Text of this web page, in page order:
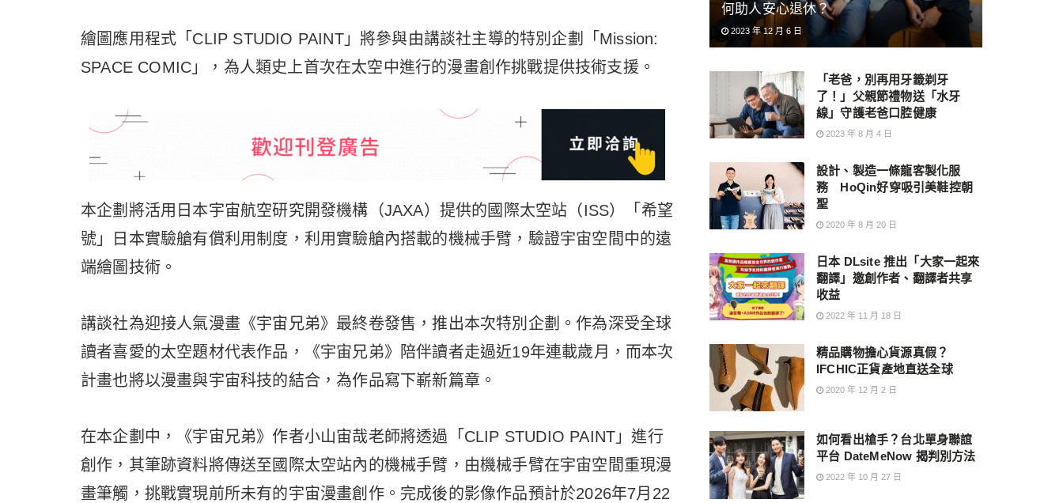
繪圖應用程式「CLIP STUDIO PAINT」將參與由講談社主導的特別企劃「Mission:
SPACE COMIC」，為人類史上首次在太空中進行的漫畫創作挑戰提供技術支援。
本企劃將活用日本宇宙航空研究開發機構（JAXA）提供的國際太空站（ISS）「希望
號」日本實驗艙有償利用制度，利用實驗艙內搭載的機械手臂，驗證宇宙空間中的遠
端繪圖技術。
講談社為迎接人氣漫畫《宇宙兄弟》最終卷發售，推出本次特別企劃。作為深受全球
讀者喜愛的太空題材代表作品，《宇宙兄弟》陪伴讀者走過近19年連載歲月，而本次
計畫也將以漫畫與宇宙科技的結合，為作品寫下嶄新篇章。
在本企劃中，《宇宙兄弟》作者小山宙哉老師將透過「CLIP STUDIO PAINT」進行
創作，其筆跡資料將傳送至國際太空站內的機械手臂，由機械手臂在宇宙空間重現漫
畫筆觸，挑戰實現前所未有的宇宙漫畫創作。完成後的影像作品預計於2026年7月22
何助人安心退休？
2023 年 12 月 6 日
「老爸，別再用牙籤剃牙
了！」父親節禮物送「水牙
線」守護老爸口腔健康
2023 年 8 月 4 日
設計、製造一條龍客製化服
務 HoQin好穿吸引美鞋控朝
聖
2020 年 8 月 20 日
日本 DLsite 推出「大家一起來
翻譯」邀創作者、翻譯者共享
收益
2022 年 11 月 18 日
精品購物擔心貨源真假？
IFCHIC正貨產地直送全球
2020 年 12 月 2 日
如何看出槍手？台北單身聯誼
平台 DateMeNow 揭判別方法
2022 年 10 月 27 日